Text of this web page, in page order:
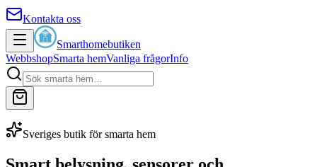
Kontakta oss
Smarthomebutiken
WebbshopSmarta hemVanliga frågorInfo
Sveriges butik för smarta hem